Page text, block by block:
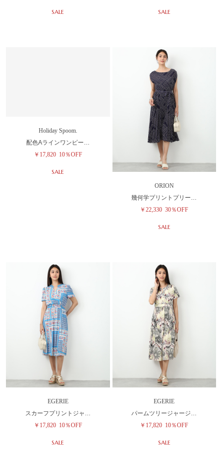
SALE SALE
ORION
幾何学プリントプリー…
￥22,330 30％OFF
SALE
EGERIE
スカーフプリントジャ…
￥17,820 10％OFF
SALE
EGERIE
パームツリージャージ…
￥17,820 10％OFF
SALE